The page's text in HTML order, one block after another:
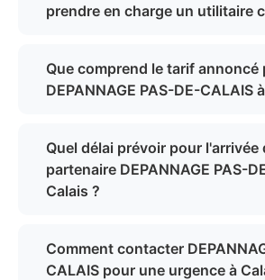
prendre en charge un utilitaire
Que comprend le tarif annoncé
DEPANNAGE PAS-DE-CALAIS
Quel délai prévoir pour l'arrivée
partenaire DEPANNAGE PAS-
Calais ?
Comment contacter
CALAIS pour une urgence à